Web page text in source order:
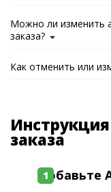
Можно ли изменить
заказа?
Как отменить или
заказа
Добавьте